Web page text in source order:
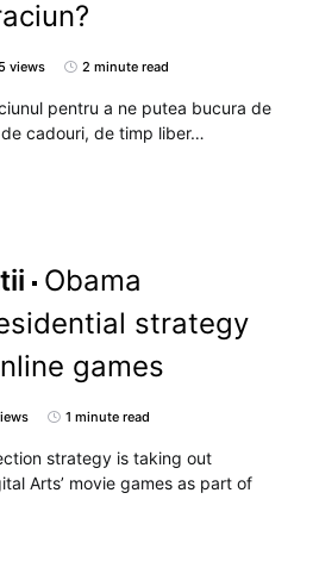
views 2 minute read
pentru a ne putea bucura de
cadouri, de timp liber…
Obama
strategy
games
1 minute read
strategy is taking out
Arts’ movie games as part of